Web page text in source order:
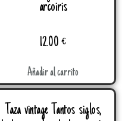
arcoiris
12.00€
Añadir al carrito
Taza vintage Tantos siglos,